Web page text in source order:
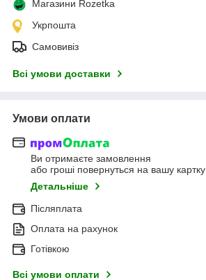
Магазини Rozetka
Укрпошта
Самовивіз
Всі умови доставки
Умови оплати
Ви отримаєте замовлення
або гроші повернуться на вашу картку
Детальніше
Післяплата
Оплата на рахунок
Готівкою
Всі умови оплати